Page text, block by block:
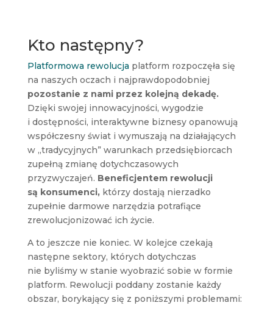
Kto następny?
Platformowa rewolucja platform rozpoczęła się
na naszych oczach i najprawdopodobniej
pozostanie z nami przez kolejną dekadę.
Dzięki swojej innowacyjności, wygodzie
i dostępności, interaktywne biznesy opanowują
współczesny świat i wymuszają na działających
w „tradycyjnych” warunkach przedsiębiorcach
zupełną zmianę dotychczasowych
przyzwyczajeń. Beneficjentem rewolucji
są konsumenci,którzy dostają nierzadko
zupełnie darmowe narzędzia potrafiące
zrewolucjonizować ich życie.
A to jeszcze nie koniec. W kolejce czekają
następne sektory, których dotychczas
nie byliśmy w stanie wyobrazić sobie w formie
platform. Rewolucji poddany zostanie każdy
obszar, borykający się z poniższymi problemami: